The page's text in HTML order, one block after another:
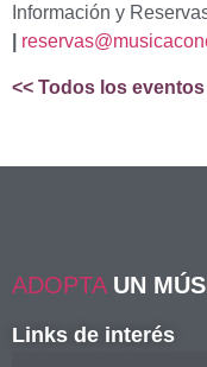
Información y
<< Todos los eventos
ADOPTA UN
Links de interés